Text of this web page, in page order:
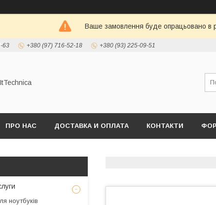
Ваше замовлення буде опрацьовано в
63 +380 (97) 716-52-18 +380 (93) 225-09-51
ItTechnica
ПРО НАС ДОСТАВКА И ОПЛАТА КОНТАКТИ
ноутбуків